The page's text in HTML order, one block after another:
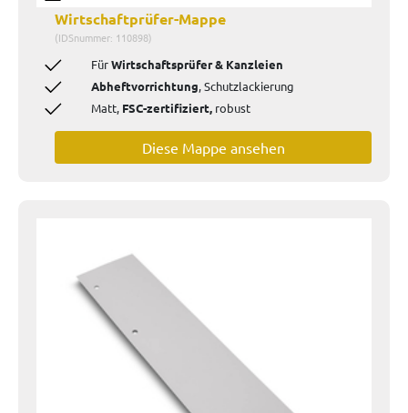
Wirtschaftprüfer-Mappe
(IDSnummer: 110898)
FürWirtschaftsprüfer & Kanzleien
Abheftvorrichtung, Schutzlackierung
Matt, FSC-zertifiziert, robust
Diese Mappe ansehen